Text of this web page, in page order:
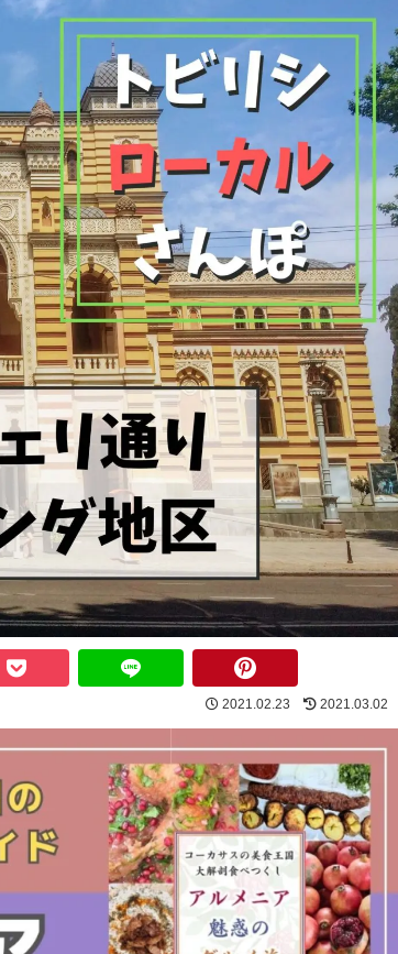
2021.02.23 2021.03.02